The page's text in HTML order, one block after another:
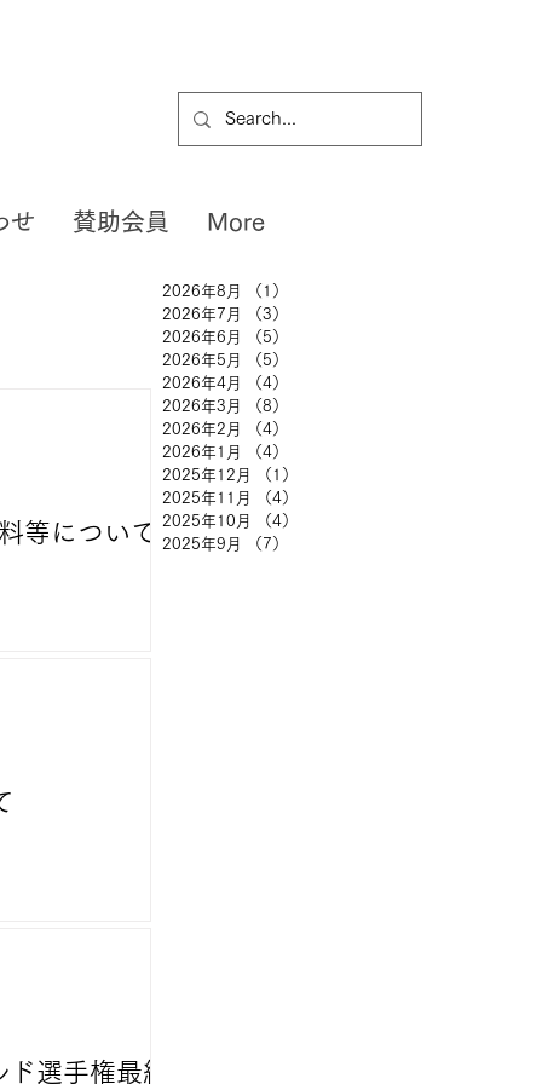
せ 賛助会員 More
等について
選手権最終
2026年8月 （1）
2026年7月
（3）
2026年6月
（5）
2026年5月
（5）
2026年4月
（4）
2026年3月
（8）
2026年2月
（4）
2026年1月
（4）
2025年12月
（1）
2025年11月
（4）
2025年10月
（4）
2025年9月
（7）